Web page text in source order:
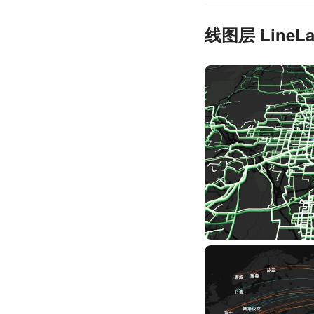
线图层